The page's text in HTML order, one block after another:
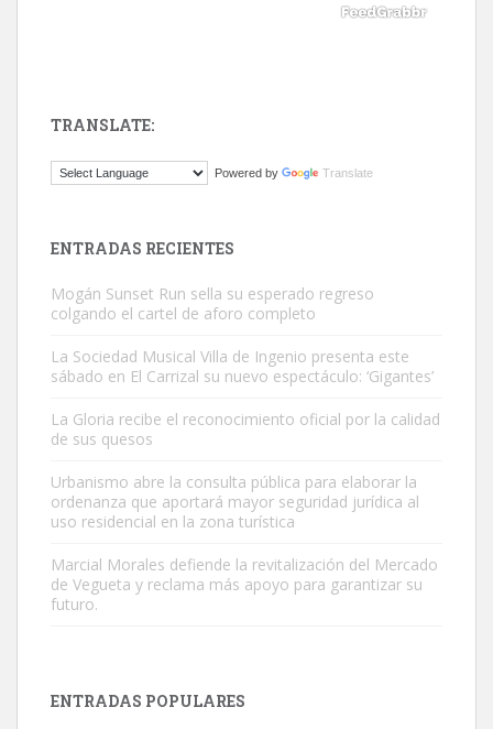
Este gato macho ha aparecido en la calle hace menos de un mes,
Busco adopción responsable para mi perra. Pastor alemán,
Leales.org » Gran Canaria | 6.7.2025
TRANSLATE:
Powered by Translate
ENTRADAS RECIENTES
Mogán Sunset Run sella su esperado regreso
colgando el cartel de aforo completo
La Sociedad Musical Villa de Ingenio presenta este
sábado en El Carrizal su nuevo espectáculo: ‘Gigantes’
La Gloria recibe el reconocimiento oficial por la calidad
de sus quesos
Urbanismo abre la consulta pública para elaborar la
ordenanza que aportará mayor seguridad jurídica al
uso residencial en la zona turística
Marcial Morales defiende la revitalización del Mercado
de Vegueta y reclama más apoyo para garantizar su
futuro.
ENTRADAS POPULARES